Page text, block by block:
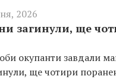
2026
загинули, ще
окупанти завдали
ще чотири